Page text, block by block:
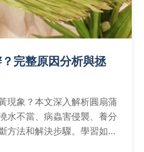
完整原因分析與拯
現象？本文深入解析圓扇蒲
水不當、病蟲害侵襲、養分
方法和解決步驟。學習如何